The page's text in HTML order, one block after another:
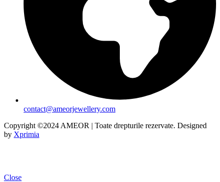
contact@ameorjewellery.com
Copyright ©2024 AMEOR | Toate drepturile rezervate. Designed
by Xprimia
Close